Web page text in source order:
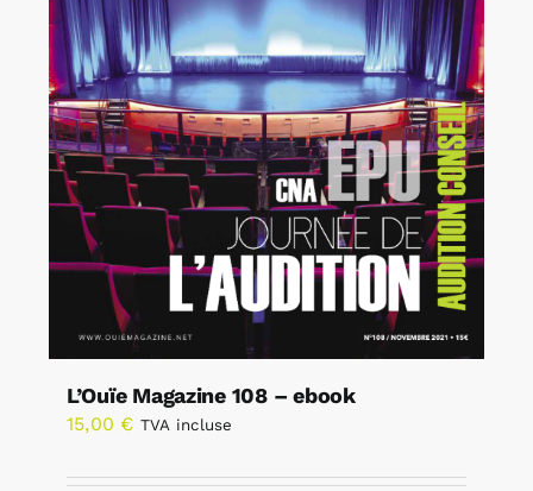
L’Ouïe Magazine 108 – ebook
15,00 € TVA incluse